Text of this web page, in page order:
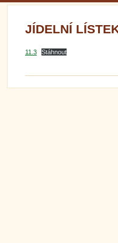
JÍDELNÍ
11.3 Stáhnout